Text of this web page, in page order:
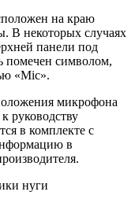
на краю
В некоторых случаях
панели под
помечен символом,
«Mic».
микрофона
руководству
в комплекте с
в
нуги